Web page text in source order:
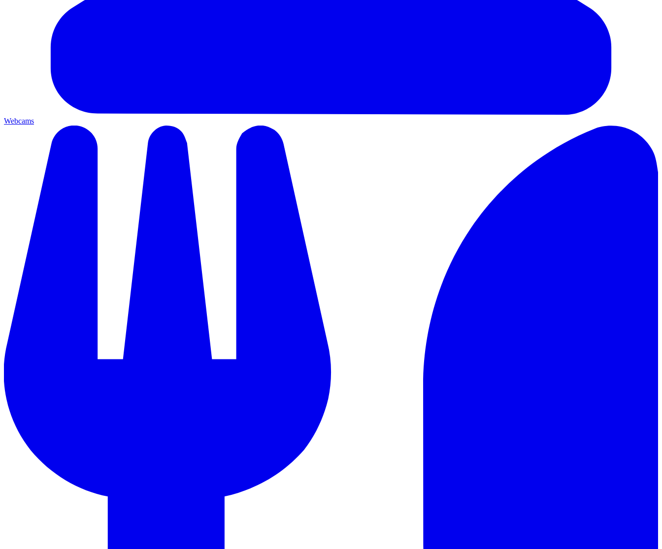
Webcams